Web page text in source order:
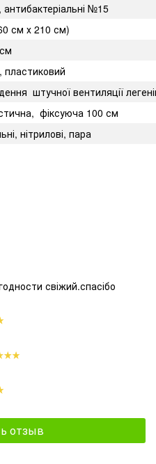
№15
см х 210 см)
пластиковий
штучної вентиляції
фіксуюча 100 см
нітрилові, пара
свіжий.спасібо
отзыв